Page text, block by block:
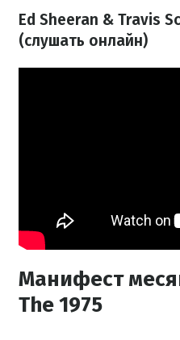
Ed Sheeran & Travis
(слушать онлайн)
Манифест
The 1975